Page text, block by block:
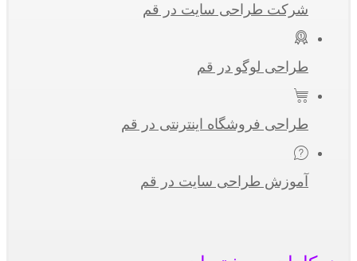
شرکت طراحی سایت در قم
طراحی لوگو در قم
طراحی فروشگاه اینترنتی در قم
آموزش طراحی سایت در قم